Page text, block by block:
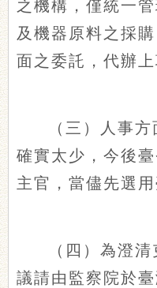
之機構，僅統一
及機器原料之採
面之委託，代辦上
（三）人事
確實太少，今後
主官，當儘先選
（四）為澄
議請由監察院於